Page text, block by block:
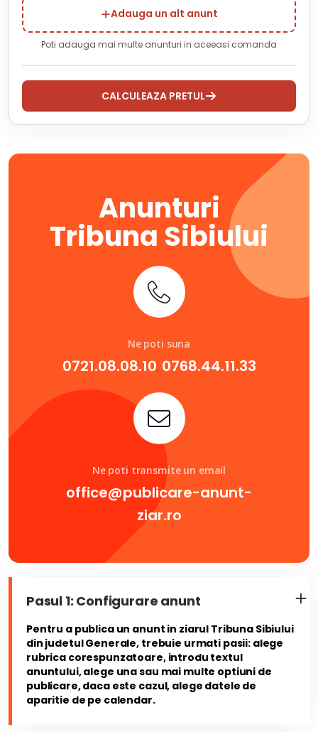
Anunturi
Tribuna Sibiului
Ne poti suna
0721.08.08.10, 0768.44.11.33
Ne poti transmite un email
office@publicare-anunt-
ziar.ro
Pasul 1: Configurare anunt
Pentru a publica un anunt in ziarul Tribuna Sibiului
din judetul Generale, trebuie urmati pasii: alege
rubrica corespunzatoare, introdu textul
anuntului, alege una sau mai multe optiuni de
publicare, daca este cazul, alege datele de
aparitie de pe calendar.
Adauga un alt anunt
Poti adauga mai multe anunturi in aceeasi comanda
CALCULEAZA PRETUL